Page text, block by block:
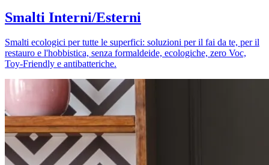
Smalti Interni/Esterni
Smalti ecologici per tutte le superfici: soluzioni per il fai da te, per il
restauro e l'hobbistica, senza formaldeide, ecologiche, zero Voc,
Toy-Friendly e antibatteriche.